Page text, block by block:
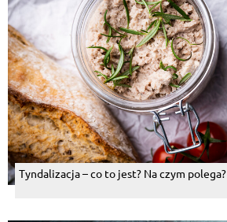
Tyndalizacja – co to jest? Na czym polega?